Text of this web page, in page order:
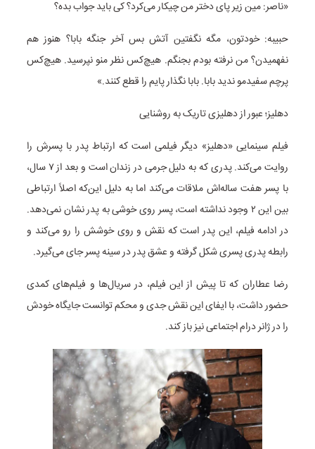
«ناصر: مین زیر پای دختر من چیکار می‌کرد؟ کی باید جواب بده؟
حبیبه: خودتون، مگه نگفتین آتش بس آخر جنگه بابا؟ هنوز هم
نفهمیدن؟ من نرفته بودم بجنگم. هیچ‌کس نظر منو نپرسید. هیچ‌کس
پرچم سفیدمو ندید بابا. بابا نگذار پایم را قطع کنند.»
دهلیز؛ عبور از دهلیزی تاریک به روشنایی
فیلم سینمایی «دهلیز» دیگر فیلمی است که ارتباط پدر با پسرش را
روایت می‌کند. پدری که به دلیل جرمی در زندان است و بعد از ۷ سال،
با پسر هفت ساله‌اش ملاقات می‌کند اما به دلیل این‌که اصلاً ارتباطی
بین این ۲ وجود نداشته است، پسر روی خوشی به پدر نشان نمی‌دهد.
در ادامه فیلم، این پدر است که نقش و روی خوشش را رو می‌کند و
رابطه پدری پسری شکل گرفته و عشق پدر در سینه پسر جای می‌گیرد.
رضا عطاران که تا پیش از این فیلم، در سریال‌ها و فیلم‌های کمدی
حضور داشت، با ایفای این نقش جدی و محکم توانست جایگاه خودش
را در ژانر درام اجتماعی نیز باز کند.